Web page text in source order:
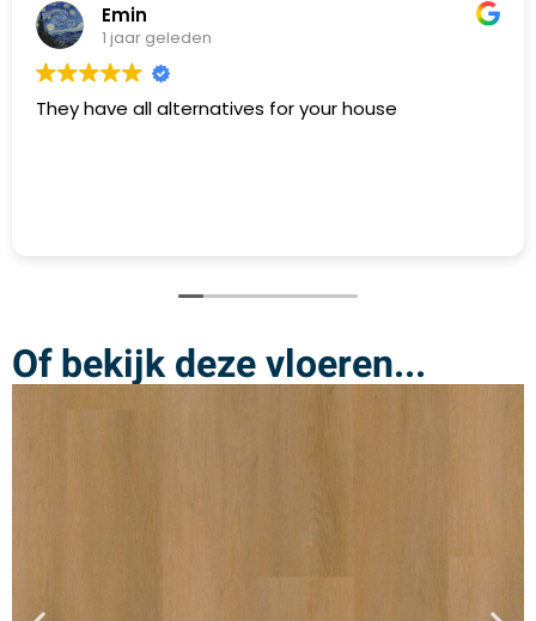
Emin
1 jaar geleden
They have all alternatives for your house
Of bekijk deze vloeren...